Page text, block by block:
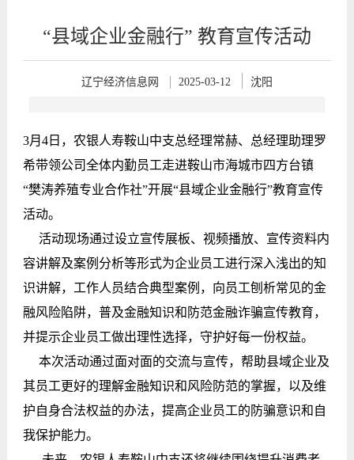
“县域企业金融行” 教育宣传活动
辽宁经济信息网 2025-03-12 沈阳
3月4日，农银人寿鞍山中支总经理常赫、总经理助理罗
希带领公司全体内勤员工走进鞍山市海城市四方台镇
“樊涛养殖专业合作社”开展“县域企业金融行”教育宣传
活动。
活动现场通过设立宣传展板、视频播放、宣传资料内
容讲解及案例分析等形式为企业员工进行深入浅出的知
识讲解，工作人员结合典型案例，向员工刨析常见的金
融风险陷阱，普及金融知识和防范金融诈骗宣传教育，
并提示企业员工做出理性选择，守护好每一份权益。
本次活动通过面对面的交流与宣传，帮助县域企业及
其员工更好的理解金融知识和风险防范的掌握，以及维
护自身合法权益的办法，提高企业员工的防骗意识和自
我保护能力。